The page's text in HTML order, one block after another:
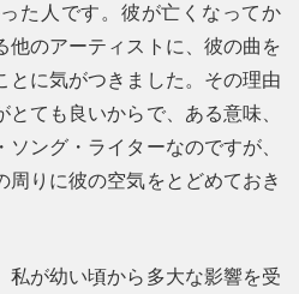
た人です。彼が亡くなってか
他のアーティストに、彼の曲を
とに気がつきました。その理由
ても良いからで、ある意味、
ング・ライターなのですが、
周りに彼の空気をとどめておき
私が幼い頃から多大な影響を受